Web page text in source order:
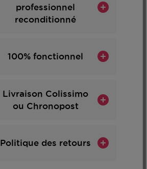
professionnel
reconditionné
100% fonctionnel
Livraison Colissimo
ou Chronopost
Politique des retours